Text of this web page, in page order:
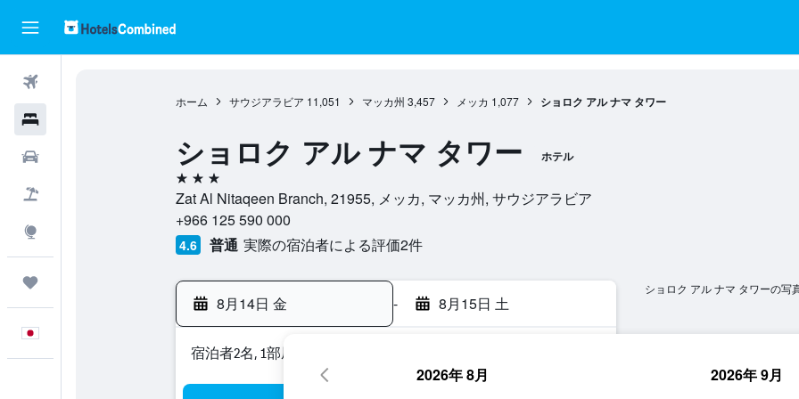
ホーム サウジアラビア 11,051 マッカ州 3,457 メッカ 1,077 ショロク アル ナマ タワー
ショロク アル ナマ タワー ホテル
3つ星
Zat Al Nitaqeen Branch, 21955, メッカ, マッカ州, サウジアラビア
+966 125 590 000
4.6 普通 実際の宿泊者による評価2​件
8月14日 金 - 8月15日 土
宿泊者2名, 1​部屋
ショロク アル ナマ タワーの写
2026年 8月 2026年 9月